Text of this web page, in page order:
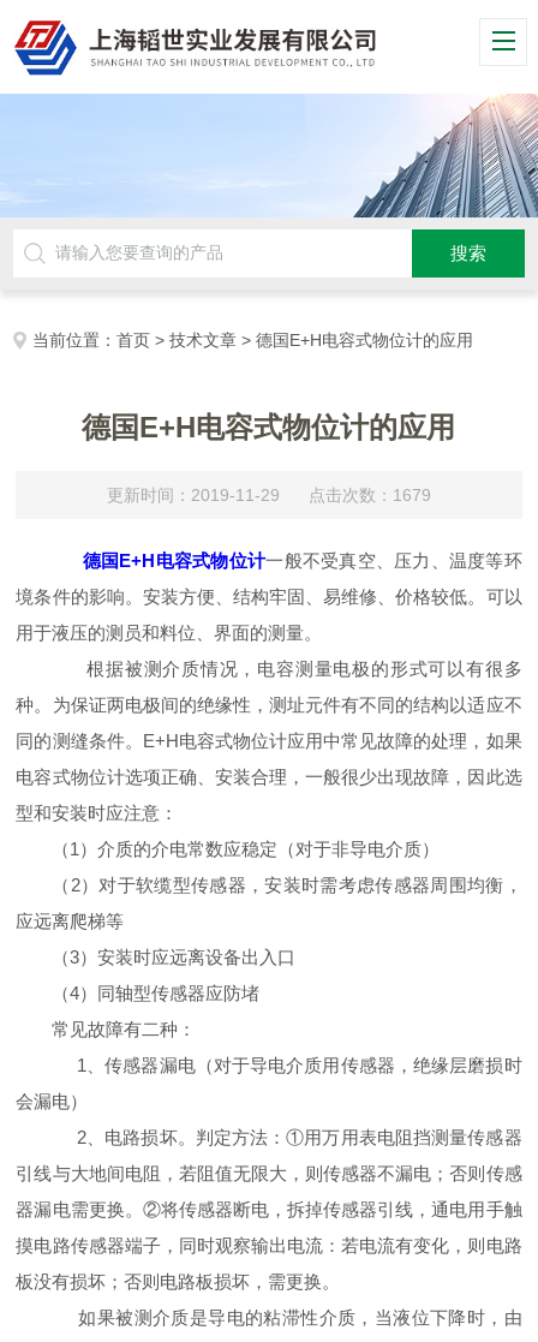
当前位置：首页 >技术文章 > 德国E+H电容式物位计的应用
德国E+H电容式物位计的应用
更新时间：2019-11-29 点击次数：1679
德国E+H电容式物位计一般不受真空、压力、温度等环
境条件的影响。安装方便、结构牢固、易维修、价格较低。可以
用于液压的测员和料位、界面的测量。
根据被测介质情况，电容测量电极的形式可以有很多
种。为保证两电极间的绝缘性，测址元件有不同的结构以适应不
同的测缝条件。E+H电容式物位计应用中常见故障的处理，如果
电容式物位计选项正确、安装合理，一般很少出现故障，因此选
型和安装时应注意：
（1）介质的介电常数应稳定（对于非导电介质）
（2）对于软缆型传感器，安装时需考虑传感器周围均衡，
应远离爬梯等
（3）安装时应远离设备出入口
（4）同轴型传感器应防堵
常见故障有二种：
1、传感器漏电（对于导电介质用传感器，绝缘层磨损时
会漏电）
2、电路损坏。判定方法：①用万用表电阻挡测量传感器
引线与大地间电阻，若阻值无限大，则传感器不漏电；否则传感
器漏电需更换。②将传感器断电，拆掉传感器引线，通电用手触
摸电路传感器端子，同时观察输出电流：若电流有变化，则电路
板没有损坏；否则电路板损坏，需更换。
如果被测介质是导电的粘滞性介质，当液位下降时，由